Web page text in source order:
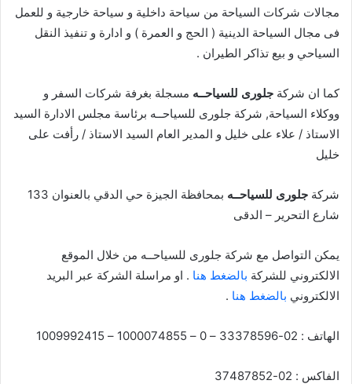
مجالات شركات السياحة من سياحة داخلية و سياحة خارجية و للعمل
فى مجال السياحة الدينية ( الحج و العمرة ) و ادارة و تنفيذ النقل
السياحي و بيع تذاكر الطيران .
كما ان شركة جلورى للسياحــه مسجلة بغرفة شركات السفر و
ووكلاء السياحة, شركة جلورى للسياحــه برئاسة مجلس الادارة السيد
الاستاذ / علاء على خليل و المدير العام السيد الاستاذ / رأفت على
خليل
شركة جلورى للسياحــه
بمحافظة الجيزة حي الدقي بالعنوان 133
شارع التحرير – الدقى
يمكن التواصل مع شركة جلورى للسياحــه من خلال الموقع
الالكتروني للشركة بالضغط هنا . او مراسلة الشركة عبر البريد
الالكتروني بالضغط هنا .
الهاتف : 02-33378596 – 0 – 1000074855 – 1009992415
الفاكس : 02-37487852